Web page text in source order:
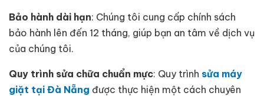
Bảo hành dài hạn: Chúng tôi cung cấp chính sách
bảo hành lên đến 12 tháng, giúp bạn an tâm về dịch vụ
của chúng tôi.
Quy trình sửa chữa chuẩn mực: Quy trình sửa máy
giặt tại Đà Nẵng được thực hiện một cách chuyên